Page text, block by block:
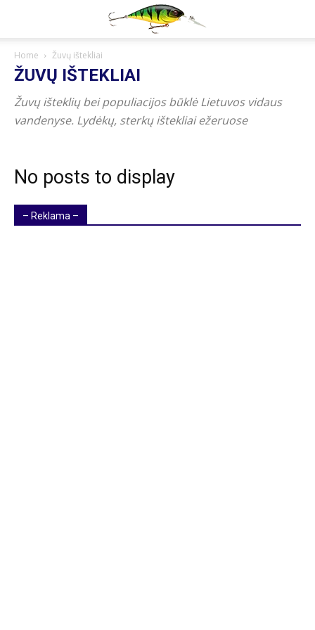
Home Žuvų ištekliai
ŽUVŲ IŠTEKLIAI
Žuvų išteklių bei populiacijos būklė Lietuvos vidaus
vandenyse. Lydėkų, sterkų ištekliai ežeruose
No posts to display
– Reklama –